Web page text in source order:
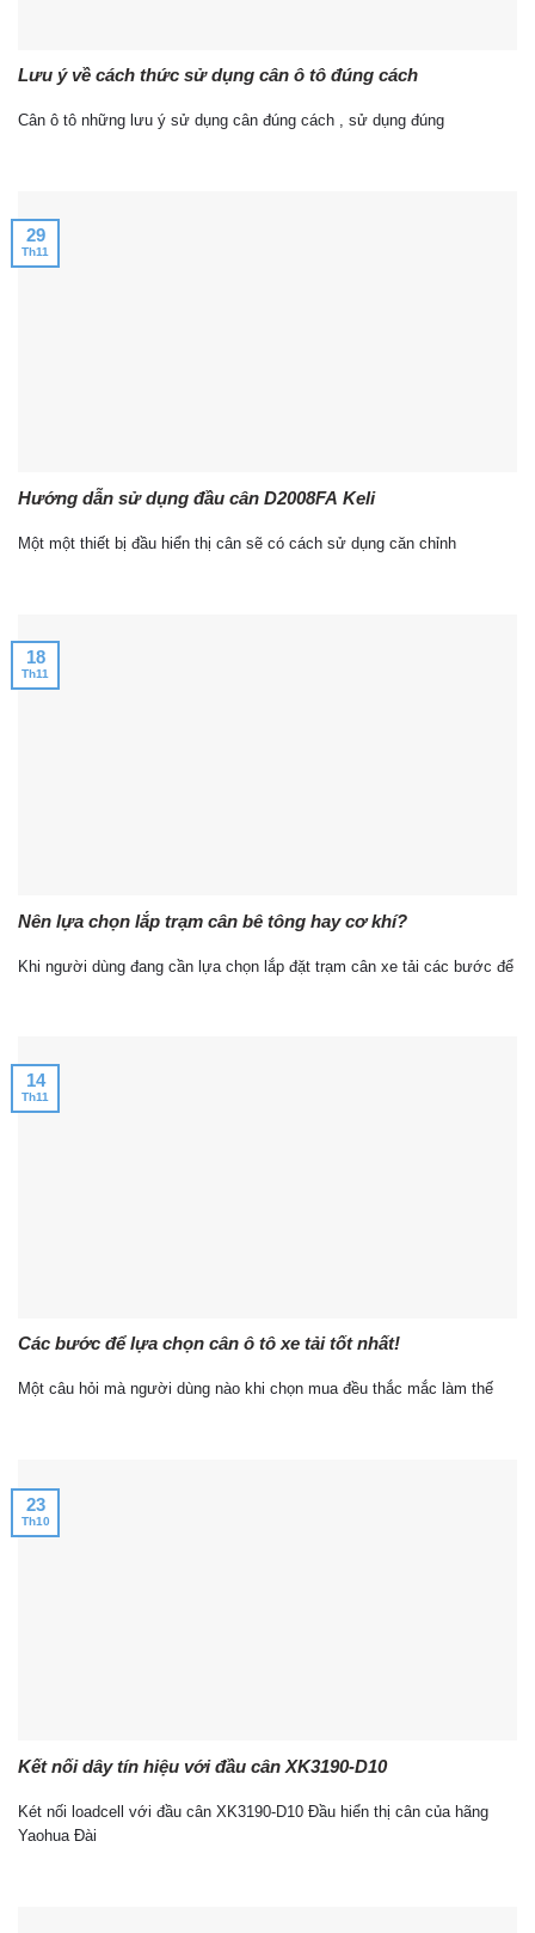
Lưu ý về cách thức sử dụng cân ô tô đúng cách
Cân ô tô những lưu ý sử dụng cân đúng cách , sử dụng đúng
Hướng dẫn sử dụng đầu cân D2008FA Keli
Một một thiết bị đầu hiển thị cân sẽ có cách sử dụng căn chỉnh
29
Th11
Nên lựa chọn lắp trạm cân bê tông hay cơ khí?
Khi người dùng đang cần lựa chọn lắp đặt trạm cân xe tải các bước để
18
Th11
Các bước để lựa chọn cân ô tô xe tải tốt nhất!
Một câu hỏi mà người dùng nào khi chọn mua đều thắc mắc làm thế
14
Th11
Kết nối dây tín hiệu với đầu cân XK3190-D10
Két nối loadcell với đầu cân XK3190-D10 Đầu hiển thị cân của hãng
Yaohua Đài
23
Th10